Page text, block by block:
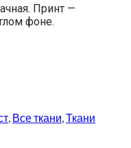
Принт —
фоне.
, Все ткани,Ткани